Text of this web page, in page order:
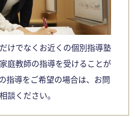
けでなくお近くの個別指導塾
庭教師の指導を受けることが
指導をご希望の場合は、お問
談ください。